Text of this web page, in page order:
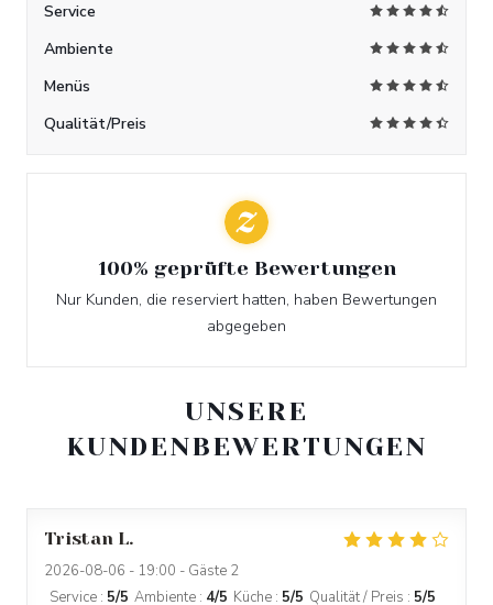
UNSERE
KUNDENBEWERTUNGEN
Tristan L
2026-08-06 - 19:00 - Gäste 2
Service : 5/5 Ambiente : 4/5 Küche : 5/5 Qualität / Preis : 5/5
Service
Ambiente
Menüs
Qualität/Preis
100% geprüfte Bewertungen
Nur Kunden, die reserviert hatten, haben Bewertungen
abgegeben